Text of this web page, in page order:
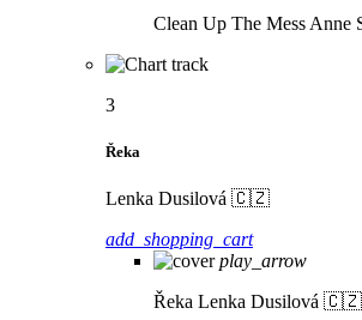
Clean Up The Mess Anne
3
Řeka
Lenka Dusilová 🇨🇿
add_shopping_cart
play_arrow
Řeka Lenka Dusilová 🇨🇿